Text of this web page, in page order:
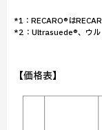
*1：RECARO®は
*2：Ultrasuede®、ウル
【価格表】